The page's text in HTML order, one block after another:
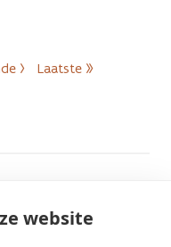
website
› Laatste »